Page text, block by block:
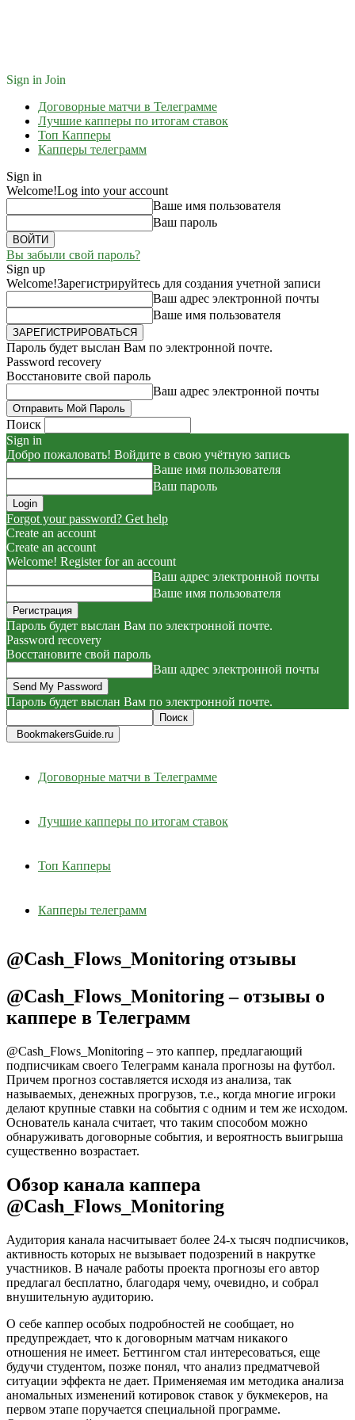
Sign in Join
Договорные матчи в Телеграмме
Лучшие капперы по итогам ставок
Топ Капперы
Капперы телеграмм
Sign in
Welcome!Log into your account
Ваше имя пользователя
Ваш пароль
Вы забыли свой пароль?
Sign up
Welcome!Зарегистрируйтесь для создания учетной записи
Ваш адрес электронной почты
Ваше имя пользователя
Пароль будет выслан Вам по электронной почте.
Password recovery
Восстановите свой пароль
Ваш адрес электронной почты
Поиск
Sign in
Добро пожаловать! Войдите в свою учётную запись
Ваше имя пользователя
Ваш пароль
Forgot your password? Get help
Create an account
Create an account
Welcome! Register for an account
Ваш адрес электронной почты
Ваше имя пользователя
Пароль будет выслан Вам по электронной почте.
Password recovery
Восстановите свой пароль
Ваш адрес электронной почты
Пароль будет выслан Вам по электронной почте.
BookmakersGuide.ru
Договорные матчи в Телеграмме
Лучшие капперы по итогам ставок
Топ Капперы
Капперы телеграмм
@Cash_Flows_Monitoring отзывы
@Cash_Flows_Monitoring – отзывы о
каппере в Телеграмм
@Cash_Flows_Monitoring – это каппер, предлагающий
подписчикам своего Телеграмм канала прогнозы на футбол.
Причем прогноз составляется исходя из анализа, так
называемых, денежных прогрузов, т.е., когда многие игроки
делают крупные ставки на события с одним и тем же исходом.
Основатель канала считает, что таким способом можно
обнаруживать договорные события, и вероятность выигрыша
существенно возрастает.
Обзор канала каппера
@Cash_Flows_Monitoring
Аудитория канала насчитывает более 24-х тысяч подписчиков,
активность которых не вызывает подозрений в накрутке
участников. В начале работы проекта прогнозы его автор
предлагал бесплатно, благодаря чему, очевидно, и собрал
внушительную аудиторию.
О себе каппер особых подробностей не сообщает, но
предупреждает, что к договорным матчам никакого
отношения не имеет. Беттингом стал интересоваться, еще
будучи студентом, позже понял, что анализ предматчевой
ситуации эффекта не дает. Применяемая им методика анализа
аномальных изменений котировок ставок у букмекеров, на
первом этапе поручается специальной программе.